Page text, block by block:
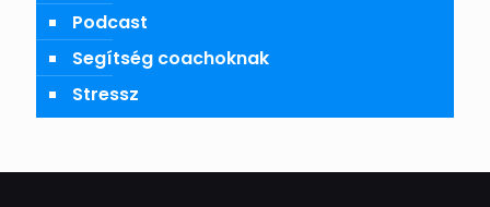
Podcast
Segítség coachoknak
Stressz